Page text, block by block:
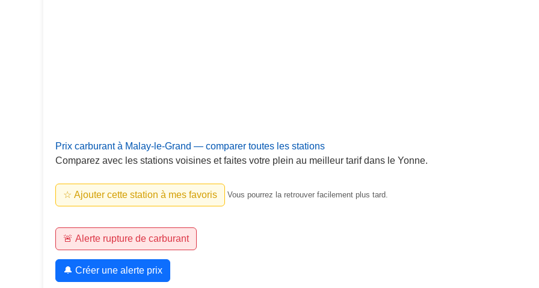
Prix carburant à Malay-le-Grand — comparer toutes les stations
Comparez avec les stations voisines et faites votre plein au meilleur tarif dans le Yonne.
☆ Ajouter cette station à mes favoris Vous pourrez la retrouver facilement plus tard.
🚨 Alerte rupture de carburant
🔔 Créer une alerte prix